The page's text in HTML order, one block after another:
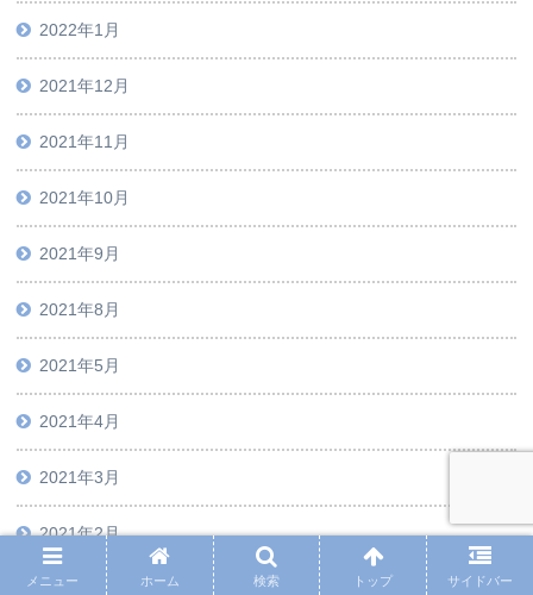
2022年1月
2021年12月
2021年11月
2021年10月
2021年9月
2021年8月
2021年5月
2021年4月
2021年3月
2021年2月
2021年1月
メニュー ホーム 検索 トップ サイドバー